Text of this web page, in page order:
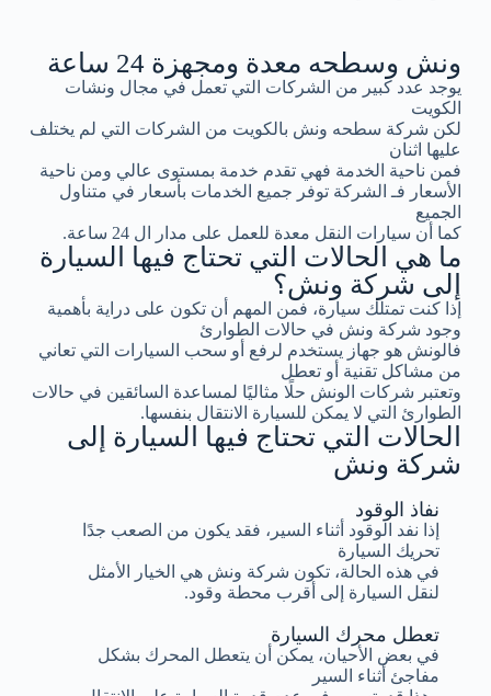
ونش وسطحه معدة ومجهزة 24 ساعة
يوجد عدد كبير من الشركات التي تعمل في مجال ونشات
الكويت
لكن شركة سطحه ونش بالكويت من الشركات التي لم يختلف
عليها اثنان
فمن ناحية الخدمة فهي تقدم خدمة بمستوى عالي ومن ناحية
الأسعار فـ الشركة توفر جميع الخدمات بأسعار في متناول
الجميع
كما أن سيارات النقل معدة للعمل على مدار ال 24 ساعة.
ما هي الحالات التي تحتاج فيها السيارة
إلى شركة ونش؟
إذا كنت تمتلك سيارة، فمن المهم أن تكون على دراية بأهمية
وجود شركة ونش في حالات الطوارئ
فالونش هو جهاز يستخدم لرفع أو سحب السيارات التي تعاني
من مشاكل تقنية أو تعطل
وتعتبر شركات الونش حلًا مثاليًا لمساعدة السائقين في حالات
الطوارئ التي لا يمكن للسيارة الانتقال بنفسها.
الحالات التي تحتاج فيها السيارة إلى
شركة ونش
تعطل محرك السيارة
في بعض الأحيان، يمكن أن يتعطل المحرك بشكل
مفاجئ أثناء السير
نفاذ الوقود
إذا نفد الوقود أثناء السير، فقد يكون من الصعب جدًا
تحريك السيارة
في هذه الحالة، تكون شركة ونش هي الخيار الأمثل
لنقل السيارة إلى أقرب محطة وقود.